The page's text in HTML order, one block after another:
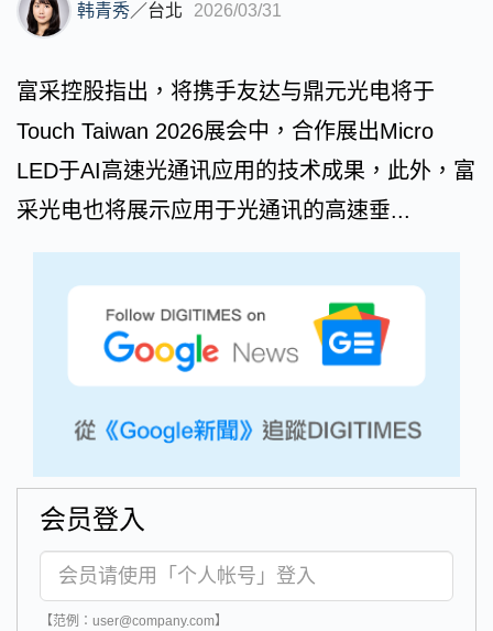
韩青秀／台北 2026/03/31
富采控股指出，将携手友达与鼎元光电将于
Touch Taiwan 2026展会中，合作展出Micro
LED于AI高速光通讯应用的技术成果，此外，富
采光电也将展示应用于光通讯的高速垂...
会员登入
【范例：user@company.com】